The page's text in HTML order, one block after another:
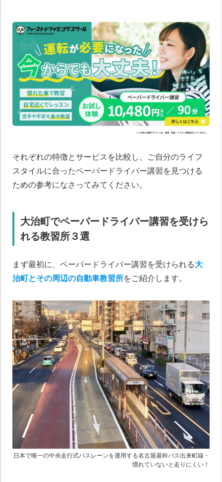
それぞれの特徴とサービスを比較し、ご自分のライフ
スタイルに合ったペーパードライバー講習を見つける
ための参考になさってみてください。
大治町でペーパードライバー講習を受けら
れる教習所３選
まず最初に、ペーパードライバー講習を受けられる大
治町とその周辺の自動車教習所をご紹介します。
日本で唯一の中央走行式バスレーンを運用する名古屋基幹バス出来町線・
慣れていないと走りにくい！